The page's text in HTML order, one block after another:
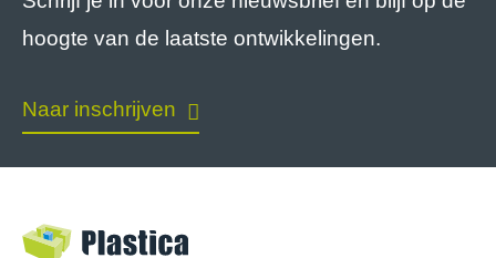
hoogte van de laatste ontwikkelingen.
Naar inschrijven